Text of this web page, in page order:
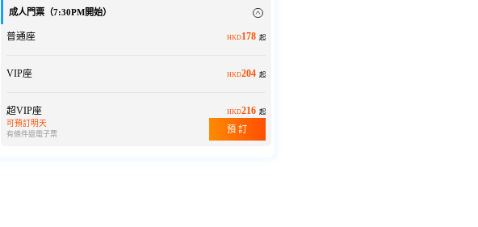
成人門票（7:30PM開始）
普通座 HKD178 起
VIP座 HKD204 起
超VIP座 HKD216 起
可預訂明天
有條件退電子票
預 訂